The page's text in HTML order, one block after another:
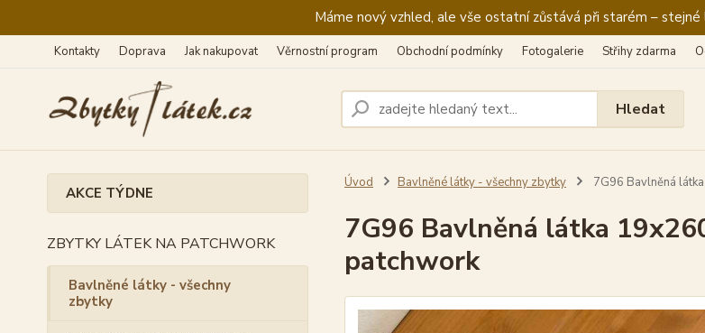
Máme nový vzhled, ale vše ostatní zůstává při starém –
Kontakty Doprava Jak nakupovat Věrnostní program Obchodní podmínky Fotogalerie Střihy zdarma
Hledat
AKCE TÝDNE
ZBYTKY LÁTEK NA PATCHWORK
Bavlněné látky - všechny
zbytky
Úvod Bavlněné látky - všechny zbytky 7G96 Bavlněná
7G96 Bavlněná látka
patchwork